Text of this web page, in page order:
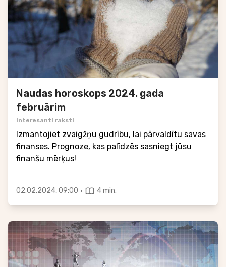
Naudas horoskops 2024. gada
februārim
Interesanti raksti
Izmantojiet zvaigžņu gudrību, lai pārvaldītu savas
finanses. Prognoze, kas palīdzēs sasniegt jūsu
finanšu mērķus!
02.02.2024, 09:00 · 4 min.